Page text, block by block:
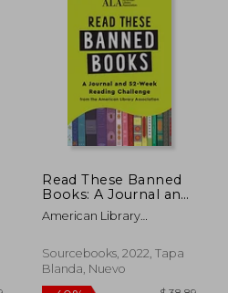
40%
dcto.
Read These Banned
Books: A Journal and
52-Week Reading
Challenge From the
Association (en
Inglés)
American Library
Sourcebooks, 2022, Tapa
Blanda, Nuevo